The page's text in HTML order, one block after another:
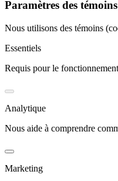
Paramètres des témoins
Nous utilisons des témoins
Essentiels
Requis pour le
Analytique
Nous aide à comprendre
Marketing